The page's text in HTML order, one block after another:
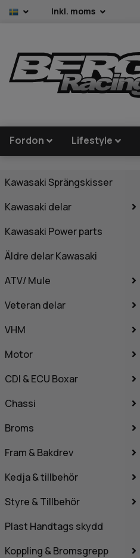
Inkl. moms
Fordon Lifestyle
Kawasaki Sprängskisser
Kawasaki delar
Kawasaki Power parts
Äldre delar Kawasaki
ATV/ Mule
Veteran delar
VHM
Motor
CDI & ECU Boxar
Chassi
Broms
Fram & Bakdrev
Kedja & tillbehör
Styre & Tillbehör
Plast Handtags skydd
Koppling & Bromsgrepp